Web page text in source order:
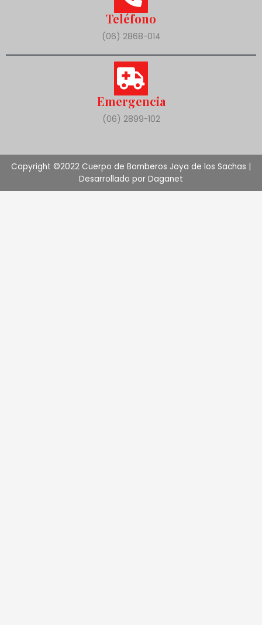
Teléfono
(06) 2868-014
Emergencia
(06) 2899-102
Copyright ©2022 Cuerpo de Bomberos Joya de los Sachas |
Desarrollado por Daganet